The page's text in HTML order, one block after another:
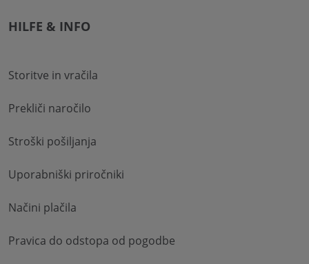
HILFE & INFO
Storitve in vračila
Prekliči naročilo
Stroški pošiljanja
Uporabniški priročniki
Načini plačila
Pravica do odstopa od pogodbe